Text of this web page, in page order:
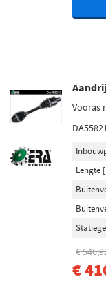
Vooras
Lengte
€
€